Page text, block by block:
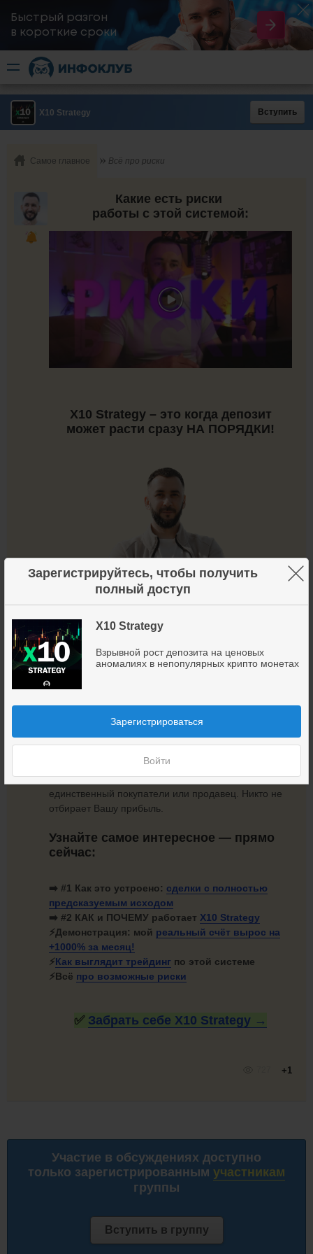
Зарегистрируйтесь, чтобы получить
полный доступ
X10 Strategy
Взрывной рост депозита на ценовых
аномалиях в непопулярных крипто монетах
Зарегистрироваться
Войти
×
Быстрый разгон
​в короткие сроки
X10 Strategy Вступить
Самое главное Всё про риски
Какие есть риски
работы с этой системой:
X10 Strategy – это когда депозит
может расти сразу НА ПОРЯДКИ!
Простая, эффективная методика заработка на
ценовых аномалиях в непопулярных крипто
монетах.
• На 100% предсказуемый результат.
известна ещё до входа в сделку.
• Мгновенная отдача от ваших действий, а для
•Без конкурентов. Торговля монет, где Вы —
единственный покупатели или продавец. Никто не
отбирает Вашу прибыль.
Узнайте самое интересное — прямо
сейчас:
➡️ #1 Как это устроено: сделки с полностью
предсказуемым исходом
➡️ #2 КАК и ПОЧЕМУ работает X10 Strategy
⚡Демонстрация: мой реальный счёт вырос на
+1000% за месяц!
⚡Как выглядит трейдинг по этой системе
⚡Всё про возможные риски
✅ Забрать себе X10 Strategy →
+1
Участие в обсуждениях доступно
только зарегистрированным участникам
группы
Вступить в группу